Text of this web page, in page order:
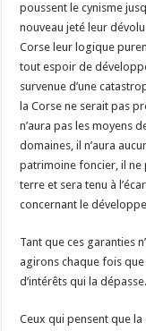
poussent le cynisme
nouveau jeté leur
Corse leur logique
tout espoir de
survenue d’une
la Corse ne serait pas
n’aura pas les moyens
domaines, il n’aura
patrimoine foncier, il
terre et sera tenu à
concernant le
Tant que ces garanties
agirons chaque fois
d’intérêts qui la dépasse.
Ceux qui pensent que